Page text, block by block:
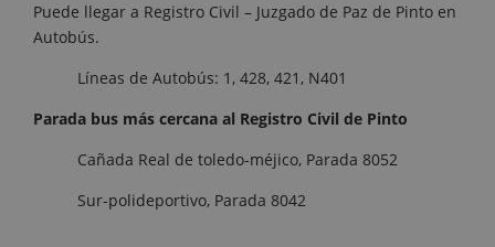
Puede llegar a Registro Civil – Juzgado de Paz de Pinto en
Autobús.
Líneas de Autobús: 1, 428, 421, N401
Parada bus más cercana al Registro Civil de Pinto
Cañada Real de toledo-méjico, Parada 8052
Sur-polideportivo, Parada 8042